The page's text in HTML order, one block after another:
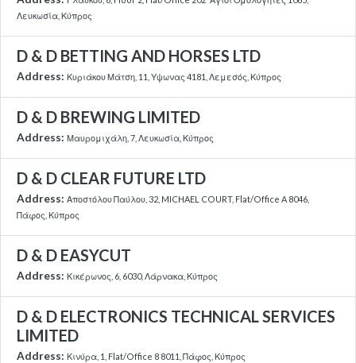
Λευκωσία, Κύπρος
D & D BETTING AND HORSES LTD
Address: Κυριάκου Μάτση, 11, Υψωνας 4181, Λεμεσός, Κύπρος
D & D BREWING LIMITED
Address: Μαυρομιχάλη, 7, Λευκωσία, Κύπρος
D & D CLEAR FUTURE LTD
Address: Αποστόλου Παύλου, 32, MICHAEL COURT, Flat/Office A 8046,
Πάφος, Κύπρος
D & D EASYCUT
Address: Κικέρωνος, 6, 6030, Λάρνακα, Κύπρος
D & D ELECTRONICS TECHNICAL SERVICES
LIMITED
Address: Κινύρα, 1, Flat/Office 8 8011, Πάφος, Κύπρος